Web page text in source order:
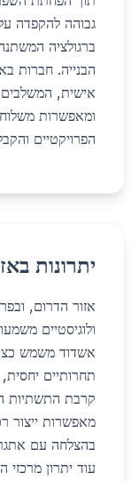
גבוהה להקפדה
ברגולציה
הבנייה. חברות
אישית, המשלבים
הפרויקטיים
יתרונות
אזור הדרום,
ולוגיסטיים
אשדוד משמש
תחרותיים יחסית,
קרבת התשתיות
מאפשרות ייצור
בהצלחה עם
עוד יתרון מרכזי